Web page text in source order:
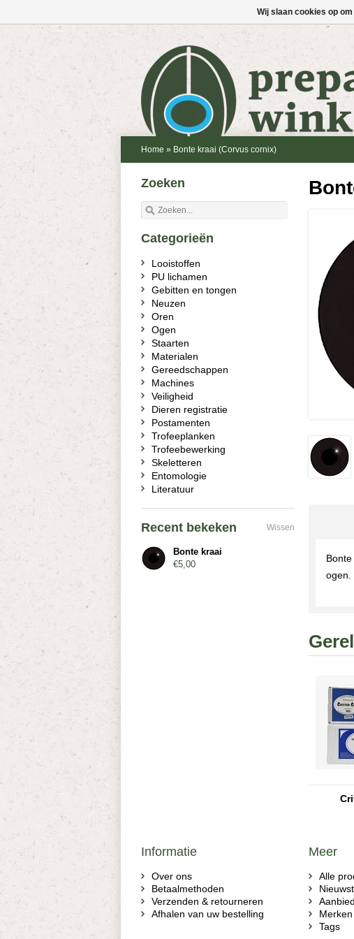
Home » Bonte kraai (Corvus cornix)
ogen.
Zoeken
Categorieën
Looistoffen
PU lichamen
Gebitten en tongen
Neuzen
Oren
Ogen
Staarten
Materialen
Gereedschappen
Machines
Veiligheid
Dieren registratie
Postamenten
Trofeeplanken
Trofeebewerking
Skeletteren
Entomologie
Literatuur
Recent bekeken Wissen
Bonte kraai
€5,00
Informatie
Over ons
Betaalmethoden
Verzenden & retourneren
Afhalen van uw bestelling
Meer
Alle
Merken
Tags
Wij slaan cookies op